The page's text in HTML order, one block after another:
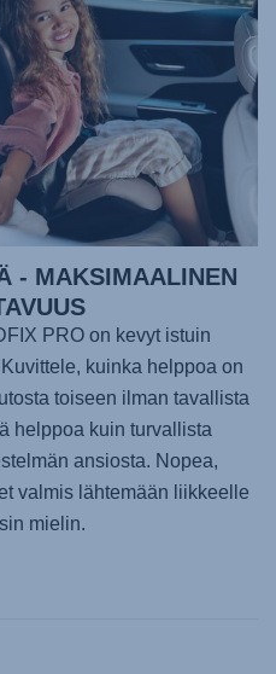
- MAKSIMAALINEN
PRO on kevyt istuin
kuinka helppoa on
toiseen ilman tavallista
helppoa kuin turvallista
ansiosta. Nopea,
valmis lähtemään liikkeelle
mielin.